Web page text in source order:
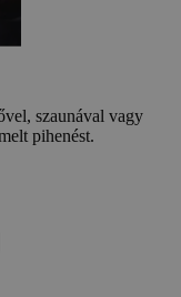
szaunával vagy
pihenést.